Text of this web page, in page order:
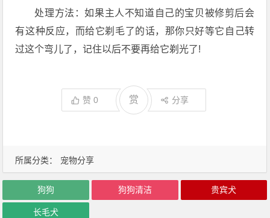
所属分类： 宠物分享
处理方法：如果主人不知道自己的宝贝被修剪后会
有这种反应，而给它剃毛了的话，那你只好等它自己转
过这个弯儿了，记住以后不要再给它剃光了!
赞0 赏 分享
狗狗 狗狗清洁 贵宾犬
长毛犬